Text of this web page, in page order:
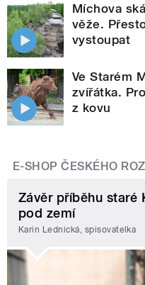
Míchova
věže.
vystoupat
Ve Starém
zvířátka.
z kovu
E-SHOP ČESKÉHO
Závěr příběhu staré
pod zemí
Karin Lednická, spisovatelka